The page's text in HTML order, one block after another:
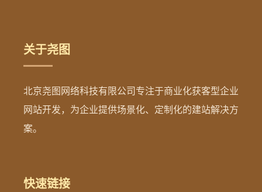
关于尧图
北京尧图网络科技有限公司专注于商业化获客型企业
网站开发，为企业提供场景化、定制化的建站解决方
案。
快速链接